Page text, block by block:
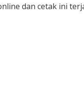
dan cetak ini